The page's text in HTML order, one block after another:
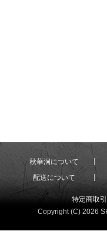
秋華洞について
配送について
特定商取
Copyright (C) 2026